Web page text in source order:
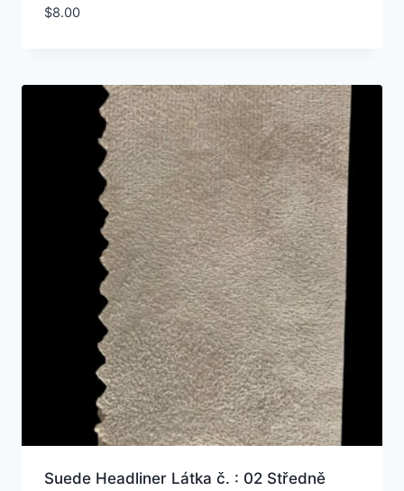
$8.00
Suede Headliner Látka č. : 02 Středně